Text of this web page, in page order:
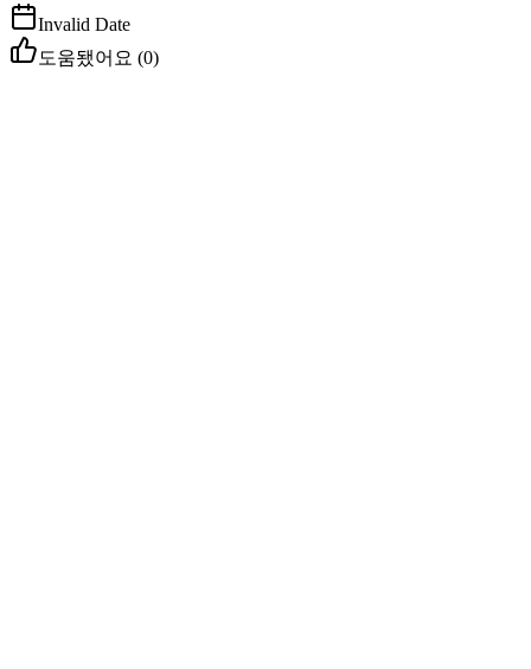
Invalid Date
도움됐어요 (0)